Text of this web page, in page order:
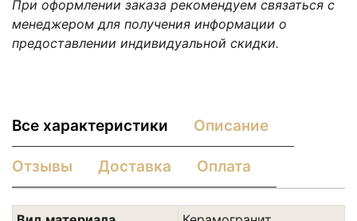
При оформлении заказа рекомендуем связаться с
менеджером для получения информации о
предоставлении индивидуальной скидки.
Все характеристики Описание
Отзывы Доставка Оплата